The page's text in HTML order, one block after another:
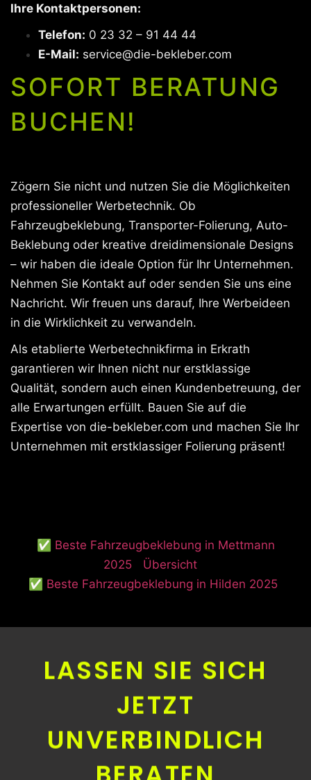
Ihre Kontaktpersonen:
Telefon: 0 23 32 – 91 44 44
E-Mail: service@die-bekleber.com
SOFORT BERATUNG
BUCHEN!
Zögern Sie nicht und nutzen Sie die Möglichkeiten
professioneller Werbetechnik. Ob
Fahrzeugbeklebung, Transporter-Folierung, Auto-
Beklebung oder kreative dreidimensionale Designs
– wir haben die ideale Option für Ihr Unternehmen.
Nehmen Sie Kontakt auf oder senden Sie uns eine
Nachricht. Wir freuen uns darauf, Ihre Werbeideen
in die Wirklichkeit zu verwandeln.
Als etablierte Werbetechnikfirma in Erkrath
garantieren wir Ihnen nicht nur erstklassige
Qualität, sondern auch einen Kundenbetreuung, der
alle Erwartungen erfüllt. Bauen Sie auf die
Expertise von die-bekleber.com und machen Sie Ihr
Unternehmen mit erstklassiger Folierung präsent!
✅ Beste Fahrzeugbeklebung in Mettmann
2025
Übersicht
✅ Beste Fahrzeugbeklebung in Hilden 2025
LASSEN SIE SICH
JETZT
UNVERBINDLICH